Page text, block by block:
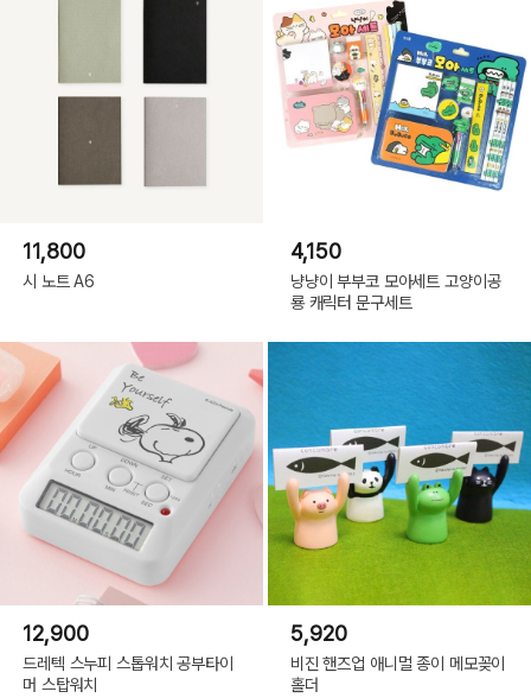
11,800
시 노트 A6
4,150
냥냥이 부부코 모아세트 고양이공
룡 캐릭터 문구세트
12,900
드레텍 스누피 스톱워치 공부타이
머 스탑워치
5,920
비진 핸즈업 애니멀 종이 메모꽂이
홀더